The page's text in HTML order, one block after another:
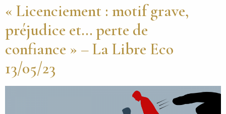
« Licenciement : motif grave,
préjudice et… perte de
confiance » – La Libre Eco
13/05/23